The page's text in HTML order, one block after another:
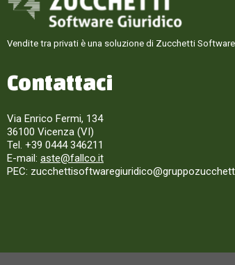
Vendite tra privati è una soluzione di Zucchetti
Contattaci
Via Enrico Fermi, 134
36100 Vicenza (VI)
Tel. +39 0444 346211
E-mail: aste@fallco.it
PEC: